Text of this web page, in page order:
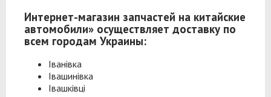
Интернет-магазин запчастей на китайские
автомобили» осуществляет доставку по
всем городам Украины:
Іванівка
Івашинівка
Івашківці